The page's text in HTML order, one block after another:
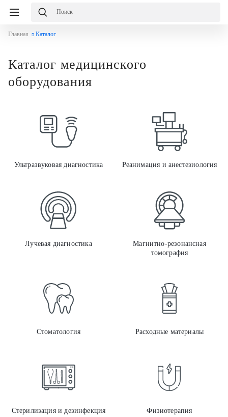
Главная Каталог
Каталог медицинского
оборудования
Ультразвуковая диагностика Реанимация и анестезиология
Лучевая диагностика
Магнитно-резонансная
томография
Стоматология Расходные материалы
Стерилизация и дезинфекция Физиотерапия